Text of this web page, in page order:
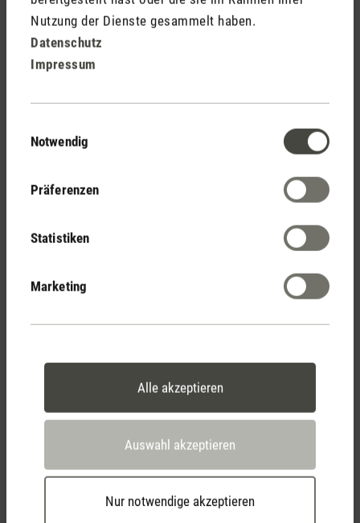
Nutzung der Dienste gesammelt haben.
Datenschutz
Impressum
Notwendig
Präferenzen
Statistiken
Marketing
Alle akzeptieren
Auswahl akzeptieren
Nur notwendige akzeptieren
Selina little
Durchschnittliche Bewertung von 5 von 5 Sternen
Durchschnittliche Bewertung von 5 von 5 Sternen
Details matter
Bewertung von Catalina am 16.02.2021
Durchschnittliche Bewertung von 5 von 5 Sternen